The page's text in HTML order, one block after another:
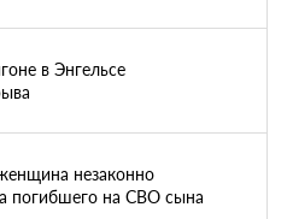
в Энгельсе
незаконно
погибшего на СВО сына